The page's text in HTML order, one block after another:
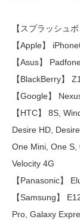
【スプラッシュ
【Apple】
【Asus】
【BlackBerry】
【Google】
【HTC】 8S,
Desire HD,
One Mini, One S,
Velocity 4G
【Panasonic】
【Samsung】
Pro, Galaxy